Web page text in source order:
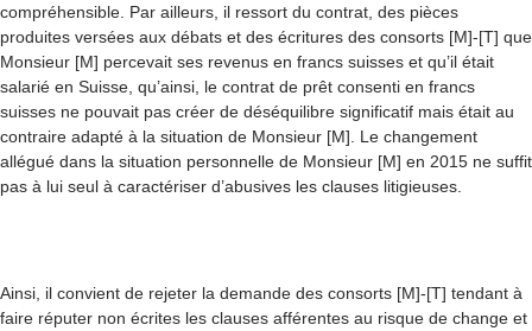
compréhensible. Par ailleurs, il ressort du contrat, des pièces
produites versées aux débats et des écritures des consorts [M]-[T] que
Monsieur [M] percevait ses revenus en francs suisses et qu’il était
salarié en Suisse, qu’ainsi, le contrat de prêt consenti en francs
suisses ne pouvait pas créer de déséquilibre significatif mais était au
contraire adapté à la situation de Monsieur [M]. Le changement
allégué dans la situation personnelle de Monsieur [M] en 2015 ne suffit
pas à lui seul à caractériser d’abusives les clauses litigieuses.
Ainsi, il convient de rejeter la demande des consorts [M]-[T] tendant à
faire réputer non écrites les clauses afférentes au risque de change et